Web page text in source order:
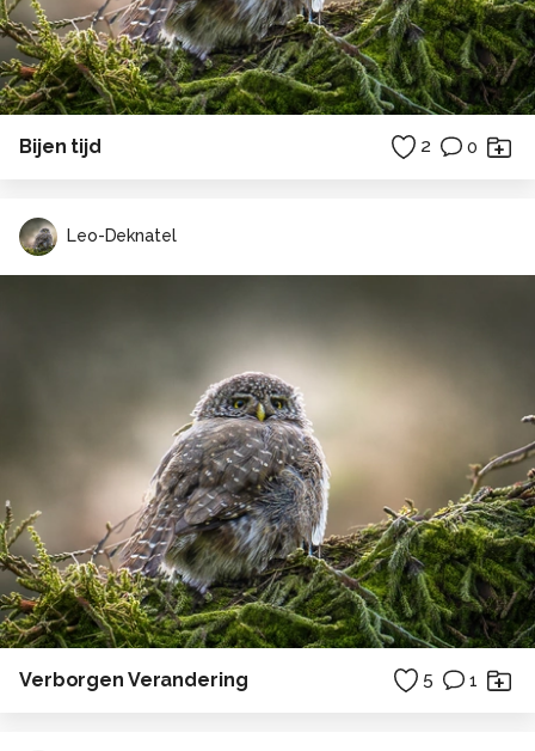
Bijen tijd 2 0
Leo-Deknatel
Verborgen Verandering 5 1